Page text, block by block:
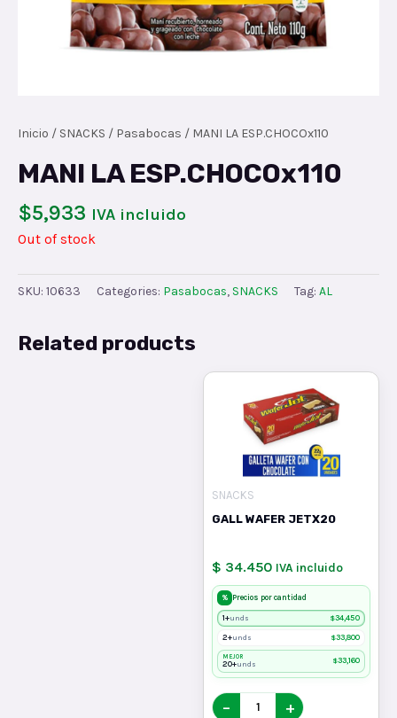
Inicio / SNACKS / Pasabocas / MANI LA ESP.CHOCOx110
MANI LA ESP.CHOCOx110
$5,933 IVA incluido
Out of stock
SKU: 10633 Categories: Pasabocas, SNACKS Tag: AL
Related products
SNACKS
GALL WAFER JETX20
$ 34.450 IVA incluido
% Precios por cantidad
1+unds $34,450
2+unds $33,800
MEJOR
20+unds $33,160
− +